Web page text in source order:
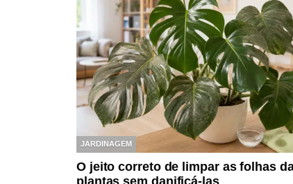
JARDINAGEM
O jeito correto de limpar as folhas
plantas sem danificá-las